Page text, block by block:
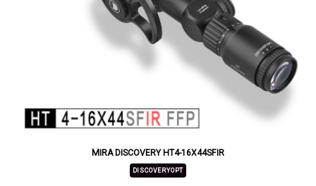
MIRA DISCOVERY HT4-16X44SFIR
DISCOVERYOPT